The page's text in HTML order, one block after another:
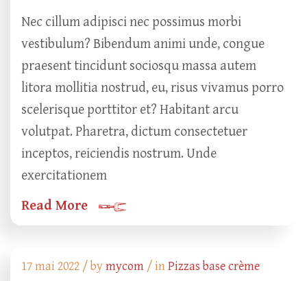
Nec cillum adipisci nec possimus morbi
vestibulum? Bibendum animi unde, congue
praesent tincidunt sociosqu massa autem
litora mollitia nostrud, eu, risus vivamus porro
scelerisque porttitor et? Habitant arcu
volutpat. Pharetra, dictum consectetuer
inceptos, reiciendis nostrum. Unde
exercitationem
Read More
17 mai 2022 /bymycom / inPizzas base crème